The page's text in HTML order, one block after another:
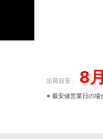
出荷目安： 8
※ 最安値営業日の場